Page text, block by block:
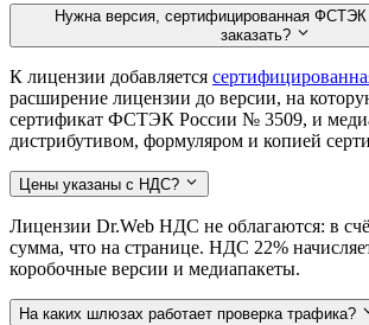
Нужна версия, сертифицированная ФСТЭК
заказать?
К лицензии добавляется
расширение лицензии до версии, на
сертификат ФСТЭК России № 3509, и
дистрибутивом, формуляром и копией
Цены указаны с НДС?
Лицензии Dr.Web НДС не облагаются: в
сумма, что на странице. НДС 22%
коробочные версии и медиапакеты.
На каких шлюзах работает проверка трафика?